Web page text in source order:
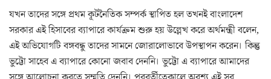
যখন তাদের সঙ্গে প্রথম কূটনৈতিক সম্পর্ক স্থাপিত হল তখনই বাংলাদেশ
সরকার এই হিসাবের ব্যাপারে কার্যক্রম শুরু হয় উল্লেখ করে অর্থমন্ত্রী বলেন,
এই অভিযোগটি বঙ্গবন্ধু তাদের সামনে জোরালোভাবে উপস্থাপন করেন। কিন্তু
ভুট্টো সাহেব এ ব্যাপারে কোনো জবাব দেননি। ভুট্টো এ ব্যাপারে আমাদের